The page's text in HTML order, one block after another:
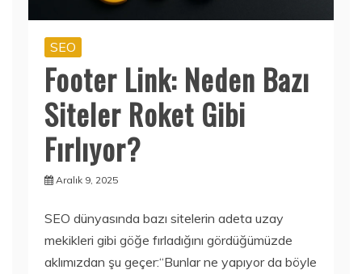
SEO
Footer Link: Neden Bazı
Siteler Roket Gibi
Fırlıyor?
Aralık 9, 2025
SEO dünyasında bazı sitelerin adeta uzay
mekikleri gibi göğe fırladığını gördüğümüzde
aklımızdan şu geçer:“Bunlar ne yapıyor da böyle